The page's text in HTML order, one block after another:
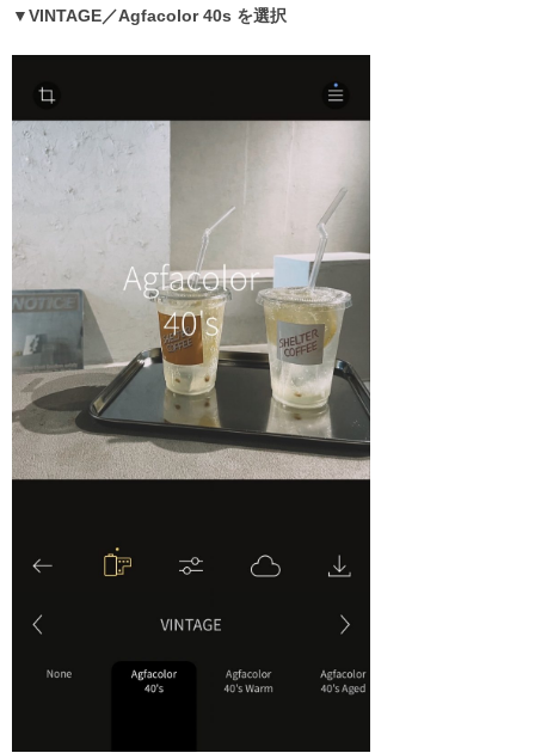
▼VINTAGE／Agfacolor 40s を選択